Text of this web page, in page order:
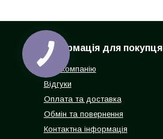
Інформація для покупця
Про компанію
Відгуки
Оплата та доставка
Обмін та повернення
Контактна інформація